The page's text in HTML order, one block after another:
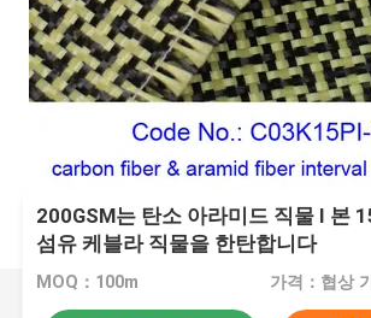
200GSM는 탄소 아라미드 직물 I 본
섬유 케블라 직물을 한탄합니다
MOQ：100m 가격：협상